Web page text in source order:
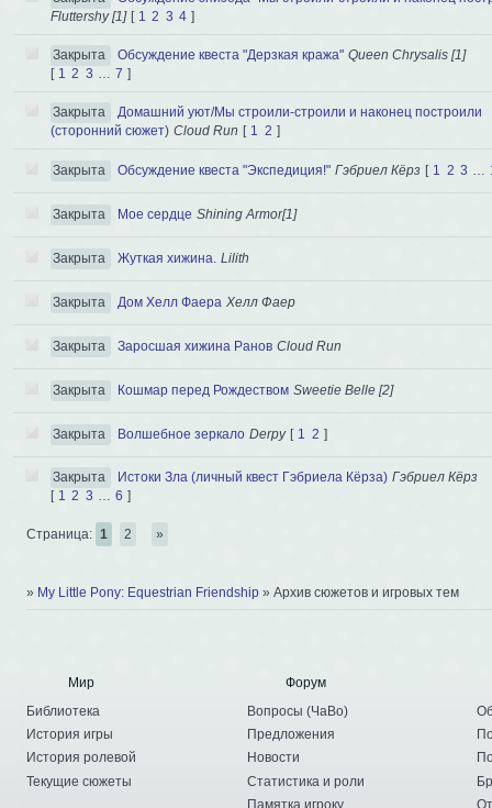
Fluttershy [1] [ 1 2 3 4 ]
Закрыта Обсуждение квеста "Дерзкая кража" Queen Chrysalis [1]
[ 1 2 3 7 ]
Закрыта
Домашний уют/Мы строили-строили и наконец построили
(сторонний сюжет) Cloud Run [ 1 2 ]
Закрыта Обсуждение квеста "Экспедиция!" Гэбриел Кёрз [ 1 2 3 …
Закрыта Мое сердце Shining Armor[1]
Закрыта Жуткая хижина. Lilith
Закрыта Дом Хелл Фаера Хелл Фаер
Закрыта Заросшая хижина Ранов Cloud Run
Закрыта Кошмар перед Рождеством Sweetie Belle [2]
Закрыта Волшебное зеркало Derpy [ 1 2 ]
Закрыта Истоки Зла (личный квест Гэбриела Кёрза) Гэбриел Кёрз
[ 1 2 3 6 ]
Страница: 1 2 »
» My Little Pony: Equestrian Friendship » Архив сюжетов и игровых тем
Мир
Библиотека
История игры
История ролевой
Текущие сюжеты
Форум
Вопросы (ЧаВо)
Предложения
Новости
Статистика и роли
Памятка игроку